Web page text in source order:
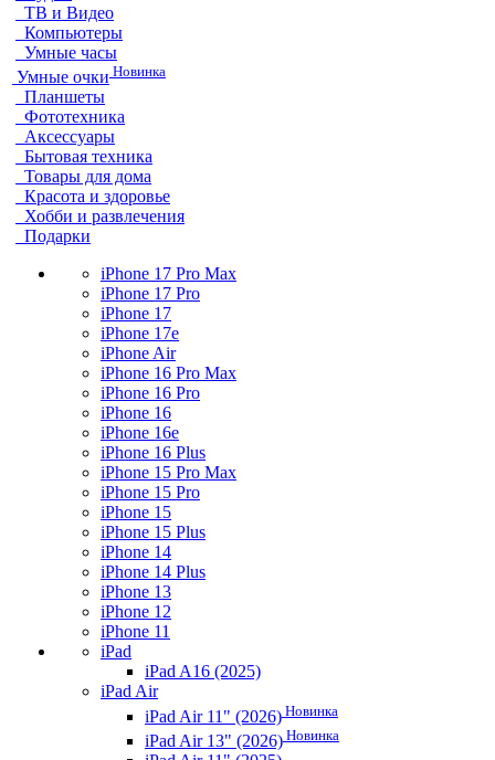
ТВ и Видео
Компьютеры
Умные часы
Умные очки Новинка
Планшеты
Фототехника
Аксессуары
Бытовая техника
Товары для дома
Красота и здоровье
Хобби и развлечения
Подарки
iPhone 17 Pro Max
iPhone 17 Pro
iPhone 17
iPhone 17e
iPhone Air
iPhone 16 Pro Max
iPhone 16 Pro
iPhone 16
iPhone 16e
iPhone 16 Plus
iPhone 15 Pro Max
iPhone 15 Pro
iPhone 15
iPhone 15 Plus
iPhone 14
iPhone 14 Plus
iPhone 13
iPhone 12
iPhone 11
iPad
iPad A16 (2025)
iPad Air
iPad Air 11" (2026) Новинка
iPad Air 13" (2026) Новинка